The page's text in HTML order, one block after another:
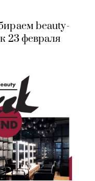
beauty-
23 февраля